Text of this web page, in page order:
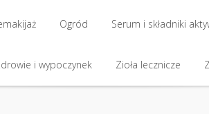
Ogród Serum i składniki
i wypoczynek Zioła lecznicze